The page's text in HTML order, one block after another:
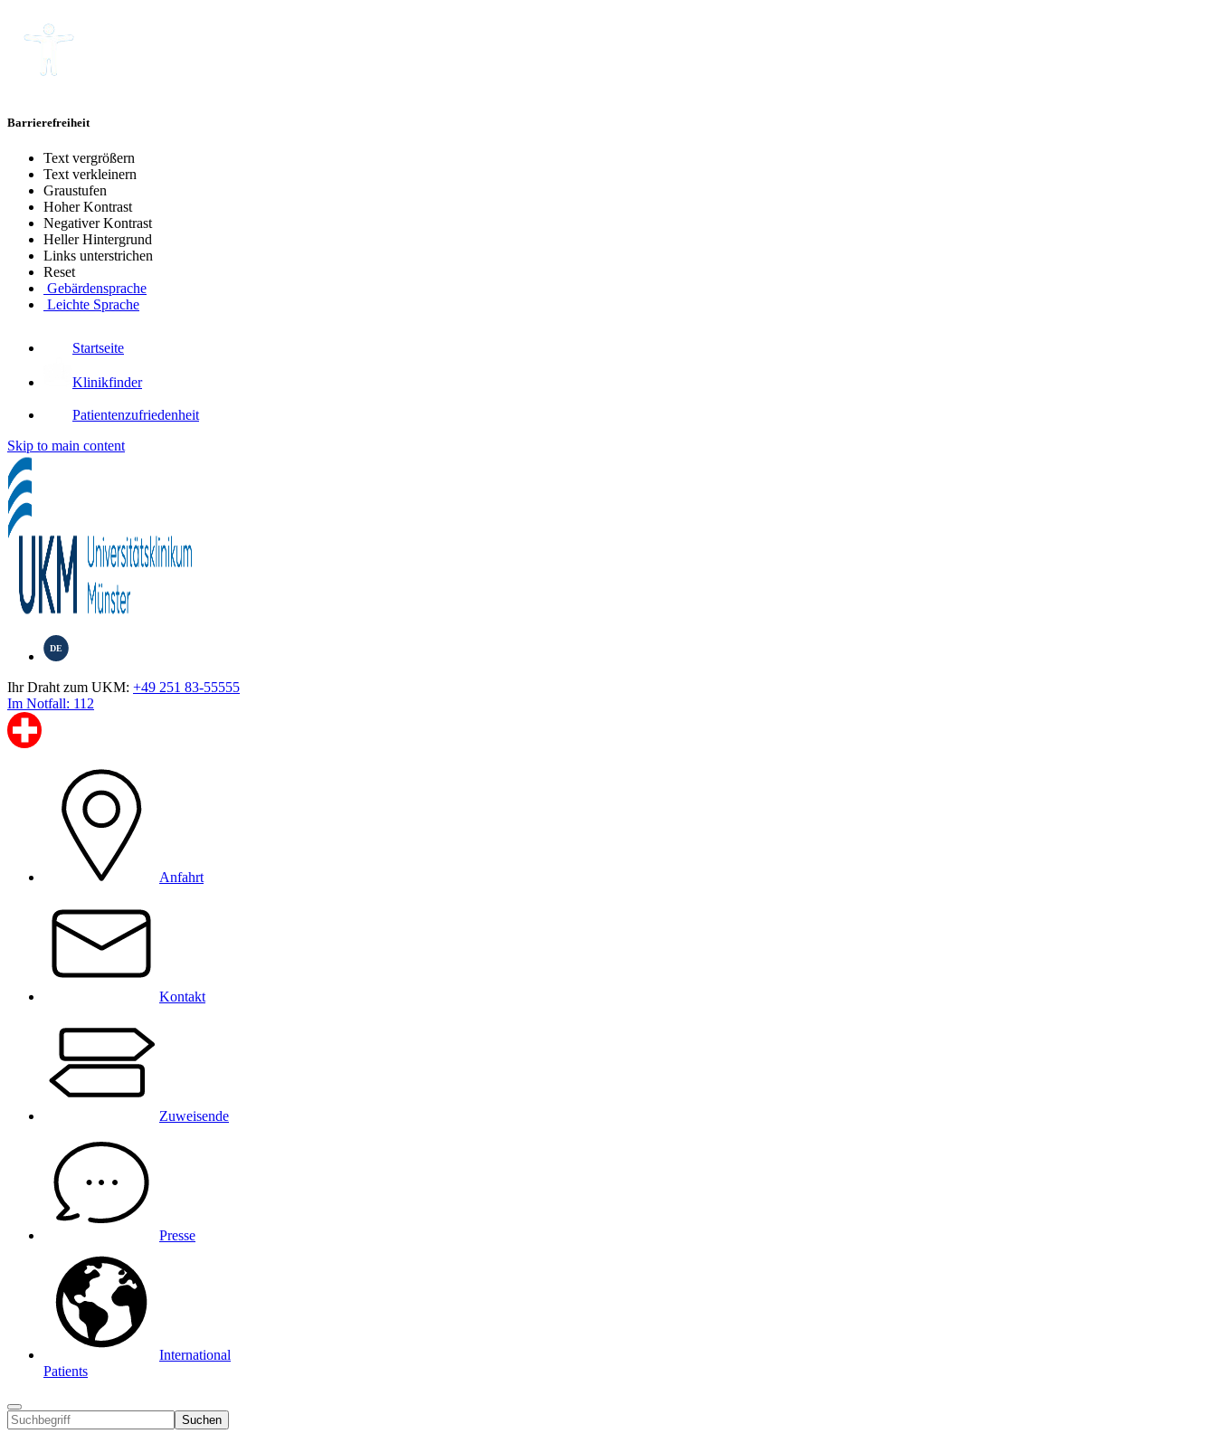
Barrierefreiheit
Text vergrößern
Text verkleinern
Graustufen
Hoher Kontrast
Negativer Kontrast
Heller Hintergrund
Links unterstrichen
Reset
Gebärdensprache
Leichte Sprache
Startseite
Klinikfinder
Patientenzufriedenheit
Skip to main content
DE
Ihr Draht zum UKM: +49 251 83-55555
Im Notfall: 112
Anfahrt
Kontakt
Zuweisende
Presse
International
Patients
Suchen